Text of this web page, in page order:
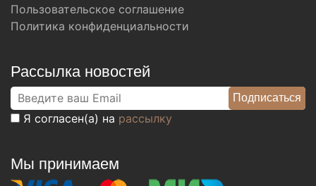
Пользовательское соглашение
Политика конфиденциальности
Рассылка новостей
Я согласен(а) на рассылку
Мы принимаем